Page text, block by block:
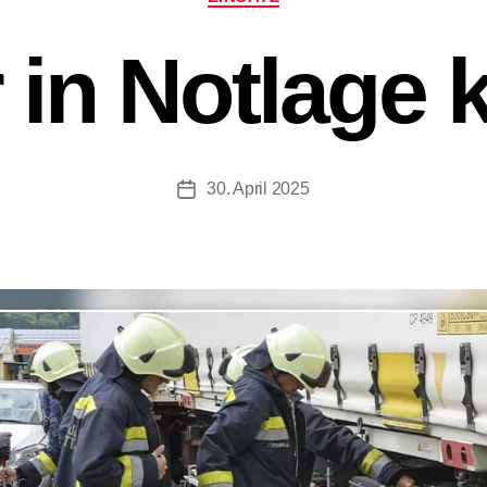
in Notlage
Beitragsdatum
30. April 2025